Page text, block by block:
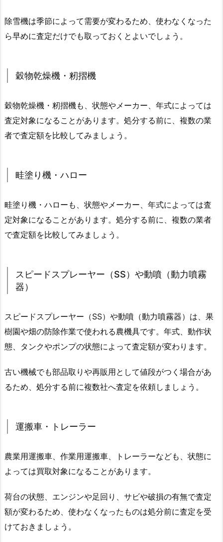
除雪機は季節によって需要が変わるため、使わなくなった
ら早めに査定だけでも取っておくとよいでしょう。
穀物乾燥機・籾摺機
穀物乾燥機・籾摺機も、状態やメーカー、年式によっては
査定対象になることがあります。処分する前に、複数の業
者で査定額を比較してみましょう。
畦塗り機・ハロー
畦塗り機・ハローも、状態やメーカー、年式によっては査
定対象になることがあります。処分する前に、複数の業者
で査定額を比較してみましょう。
スピードスプレーヤー（SS）や動噴（動力噴霧
器）
スピードスプレーヤー（SS）や動噴（動力噴霧器）は、果
樹園や畑の防除作業で使われる農機具です。年式、動作状
態、タンクやポンプの状態によって査定額が変わります。
古い機械でも部品取りや再販用として値段がつく場合があ
るため、処分する前に複数社へ査定を依頼しましょう。
運搬車・トレーラー
農業用運搬車、作業用運搬車、トレーラーなども、状態に
よっては買取対象になることがあります。
荷台の状態、エンジンや足回り、サビや破損の有無で査定
額が変わるため、使わなくなったものは処分前に査定を受
けておきましょう。